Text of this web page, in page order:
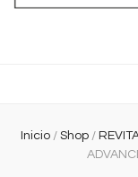
Inicio / Shop /